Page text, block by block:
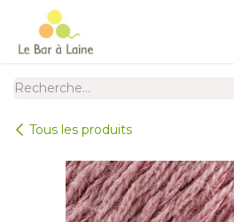
Se rendre au contenu
Tous les produits